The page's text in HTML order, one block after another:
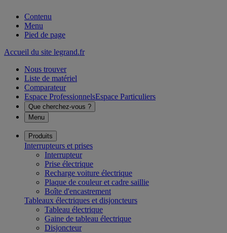
Contenu
Menu
Pied de page
Accueil du site legrand.fr
Nous trouver
Liste de matériel
Comparateur
Espace ProfessionnelsEspace Particuliers
Que cherchez-vous ?
Menu
Produits
Interrupteurs et prises
Interrupteur
Prise électrique
Recharge voiture électrique
Plaque de couleur et cadre saillie
Boîte d'encastrement
Tableaux électriques et disjoncteurs
Tableau électrique
Gaine de tableau électrique
Disjoncteur